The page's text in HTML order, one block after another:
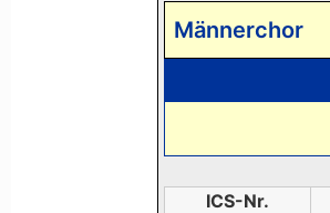
Männerchor
ICS-Nr.